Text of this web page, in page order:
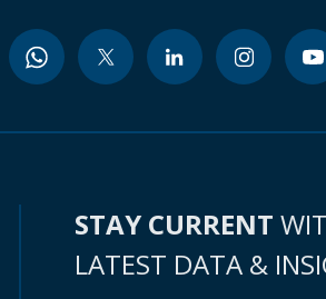
STAY CURRENT
LATEST DATA &